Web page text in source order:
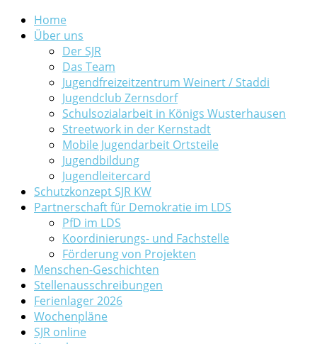
Home
Über uns
Der SJR
Das Team
Jugendfreizeitzentrum Weinert / Staddi
Jugendclub Zernsdorf
Schulsozialarbeit in Königs Wusterhausen
Streetwork in der Kernstadt
Mobile Jugendarbeit Ortsteile
Jugendbildung
Jugendleitercard
Schutzkonzept SJR KW
Partnerschaft für Demokratie im LDS
PfD im LDS
Koordinierungs- und Fachstelle
Förderung von Projekten
Menschen-Geschichten
Stellenausschreibungen
Ferienlager 2026
Wochenpläne
SJR online